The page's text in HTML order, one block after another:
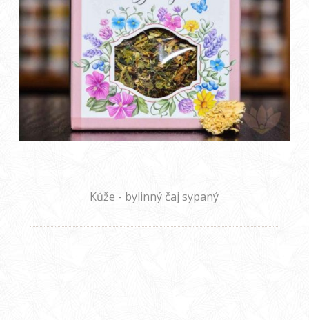
Kůže - bylinný čaj sypaný